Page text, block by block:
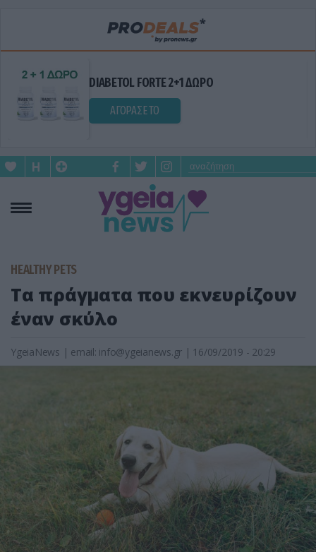
DIABETOL FORTE 2+1 ΔΩΡΟ
ΑΓΟΡΑΣΕ ΤΟ
HEALTHY PETS
Tα πράγματα που εκνευρίζουν
έναν σκύλο
YgeiaNews | email: info@ygeianews.gr | 16/09/2019 - 20:29